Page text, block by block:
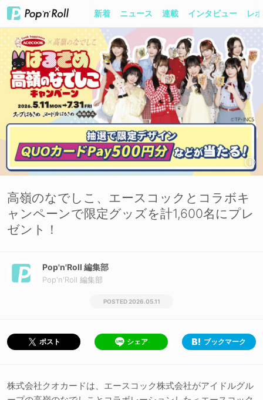
新着 ニュース 連載 インタビュー レ
高嶺のなでしこ、エースコックとコラボキ
ャンペーンで限定グッズを計1,600名にプレ
ゼント！
Pop'n'Roll 編集部
Pop'n'Roll 編集部
2026.05.11
ポスト シェア ブックマーク
株式会社クオカードは、エースコック株式会社がアイドルグル